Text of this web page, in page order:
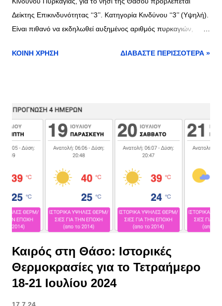
Δείκτης Επικινδυνότητας ‘‘3’’. Κατηγορία Κινδύνου ‘‘3’’ (Υψηλή).
Είναι πιθανό να εκδηλωθεί αυξημένος αριθμός πυρκαγιών,
όταν οι τοπικές συνθήκες είναι ευνοϊκές (μορφολογία εδάφους,
και μόνιμους κάτοικους του νησιού ⦁ Θάσος : Αυξημένη Κίνηση
Επιβατών και Οχημάτων από Καβάλα και Κεραμωτή κατά το
τετραήμερο του Αγίου Πνεύματος 2024 ⦁ Καιρός στη Θάσο:
Ιστορικές Θερμοκρασίες για το Τετραήμερο 18-21 Ιουλίου 2021
ΚΟΙΝΉ ΧΡΉΣΗ ΔΙΑΒΆΣΤΕ ΠΕΡΙΣΣΌΤΕΡΑ »
Καιρός στη Θάσο: Ιστορικές
Θερμοκρασίες για το Τετραήμερο
18-21 Ιουλίου 2024